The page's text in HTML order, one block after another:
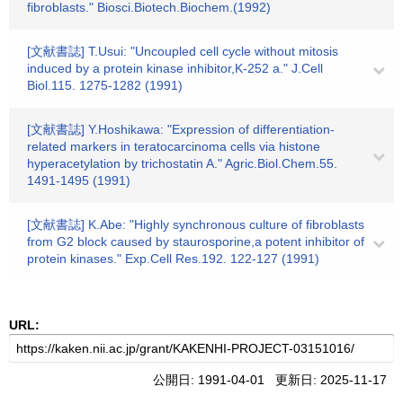
fibroblasts." Biosci.Biotech.Biochem.(1992)
[文献書誌] T.Usui: "Uncoupled cell cycle without mitosis
induced by a protein kinase inhibitor,K-252 a." J.Cell
Biol.115. 1275-1282 (1991)
[文献書誌] Y.Hoshikawa: "Expression of differentiation-
related markers in teratocarcinoma cells via histone
hyperacetylation by trichostatin A." Agric.Biol.Chem.55.
1491-1495 (1991)
[文献書誌] K.Abe: "Highly synchronous culture of fibroblasts
from G2 block caused by staurosporine,a potent inhibitor of
protein kinases." Exp.Cell Res.192. 122-127 (1991)
URL:
公開日: 1991-04-01 更新日: 2025-11-17